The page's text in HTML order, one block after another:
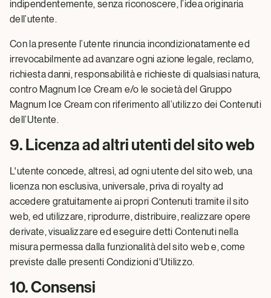
indipendentemente, senza riconoscere, l’idea originaria
dell’utente.
Con la presente l’utente rinuncia incondizionatamente ed
irrevocabilmente ad avanzare ogni azione legale, reclamo,
richiesta danni, responsabilità e richieste di qualsiasi natura,
contro Magnum Ice Cream e/o le società del Gruppo
Magnum Ice Cream con riferimento all’utilizzo dei Contenuti
dell’Utente.
9. Licenza ad altri utenti del sito web
L'utente concede, altresì, ad ogni utente del sito web, una
licenza non esclusiva, universale, priva di royalty ad
accedere gratuitamente ai propri Contenuti tramite il sito
web, ed utilizzare, riprodurre, distribuire, realizzare opere
derivate, visualizzare ed eseguire detti Contenuti nella
misura permessa dalla funzionalità del sito web e, come
previste dalle presenti Condizioni d'Utilizzo.
10. Consensi